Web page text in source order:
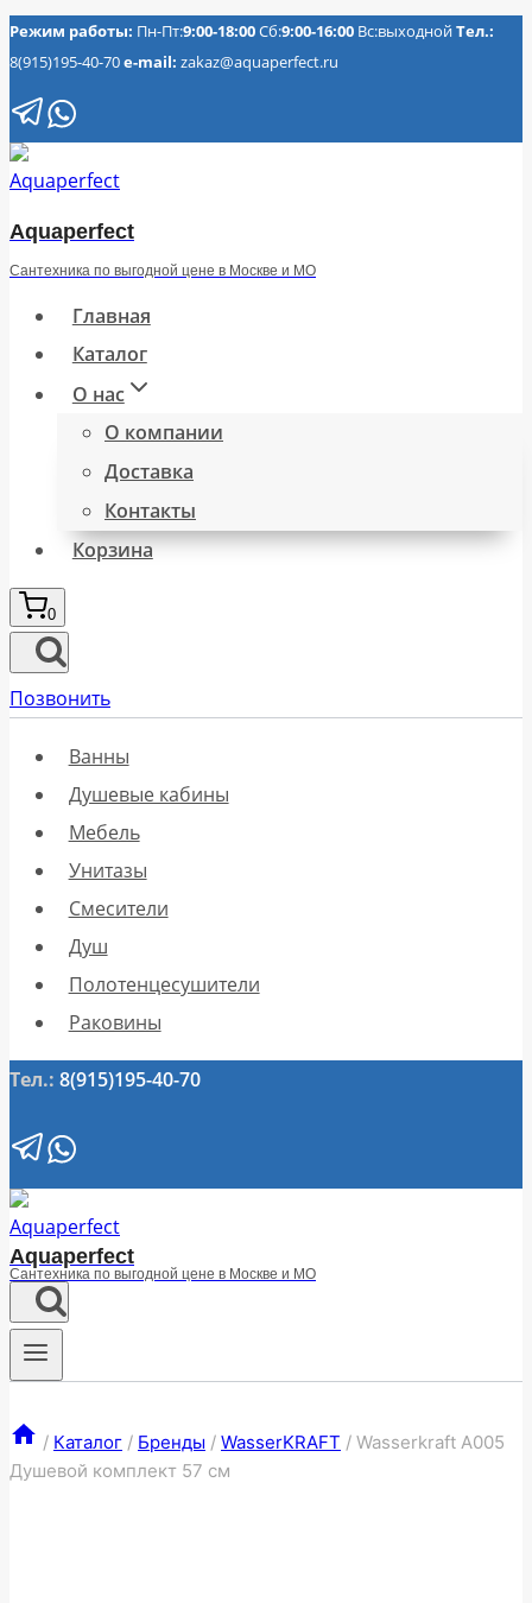
Перейти
к
содержимому
Режим работы: Пн-Пт:9:00-18:00Сб:9:00-16:00 Вс:выходнойТел.:
8(915)195-40-70e-mail: zakaz@aquaperfect.ru
Aquaperfect
Сантехника по выгодной цене в Москве и МО
Главная
Каталог
О нас
О компании
Доставка
Контакты
Корзина
0
Позвонить
Ванны
Душевые кабины
Мебель
Унитазы
Смесители
Душ
Полотенцесушители
Раковины
Тел.: 8(915)195-40-70
Aquaperfect
Сантехника по выгодной цене в Москве и МО
/ Каталог / Бренды / WasserKRAFT / Wasserkraft A005
Душевой комплект 57 см